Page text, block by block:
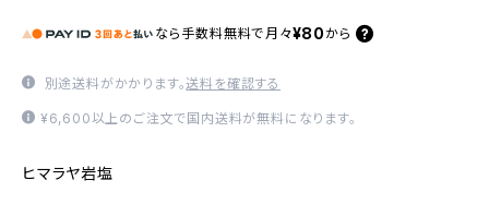
なら 手数料無料で 月々¥80 から
別途送料がかかります。送料を確認する
¥6,600以上のご注文で国内送料が無料になります。
ヒマラヤ岩塩